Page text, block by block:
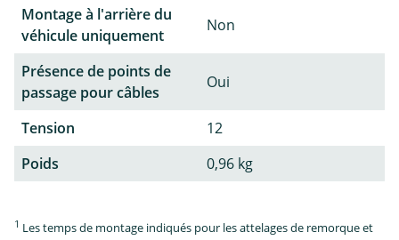
Montage à l'arrière du
véhicule uniquement
Non
Présence de points de
passage pour câbles
Oui
Tension
12
Poids
0,96 kg
1 Les temps de montage indiqués pour les attelages de remorque et